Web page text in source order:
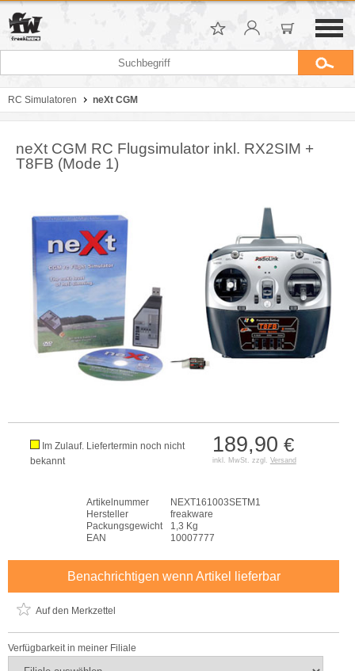
RC Simulatoren neXt CGM
neXt CGM RC Flugsimulator inkl. RX2SIM +
T8FB (Mode 1)
189,90 €
inkl. MwSt. zzgl. Versand
Im Zulauf. Liefertermin noch nicht
bekannt
Artikelnummer
NEXT161003SETM1
Hersteller
freakware
Packungsgewicht
1,3 Kg
EAN
10007777
Benachrichtigen wenn Artikel lieferbar
Auf den Merkzettel
Verfügbarkeit in meiner Filiale